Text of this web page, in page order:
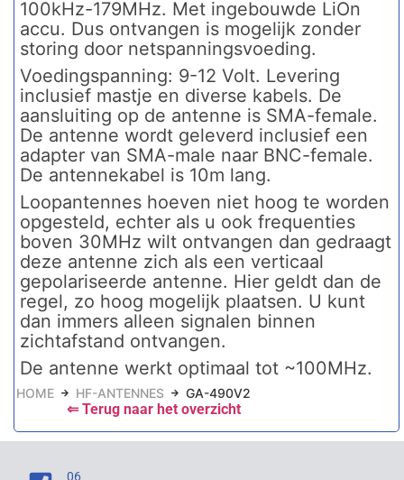
100kHz-179MHz. Met ingebouwde LiOn
accu. Dus ontvangen is mogelijk zonder
storing door netspanningsvoeding.
Voedingspanning: 9-12 Volt. Levering
inclusief mastje en diverse kabels. De
aansluiting op de antenne is SMA-female.
De antenne wordt geleverd inclusief een
adapter van SMA-male naar BNC-female.
De antennekabel is 10m lang.
Loopantennes hoeven niet hoog te worden
opgesteld, echter als u ook frequenties
boven 30MHz wilt ontvangen dan gedraagt
deze antenne zich als een verticaal
gepolariseerde antenne. Hier geldt dan de
regel, zo hoog mogelijk plaatsen. U kunt
dan immers alleen signalen binnen
zichtafstand ontvangen.
De antenne werkt optimaal tot ~100MHz.
HOME HF-ANTENNES GA-490V2
⇐ Terug naar het overzicht
06